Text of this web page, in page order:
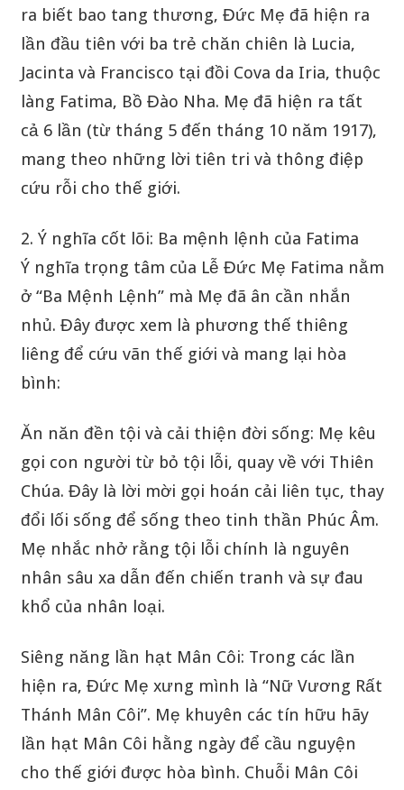
ra biết bao tang thương, Đức Mẹ đã hiện ra
lần đầu tiên với ba trẻ chăn chiên là Lucia,
Jacinta và Francisco tại đồi Cova da Iria, thuộc
làng Fatima, Bồ Đào Nha. Mẹ đã hiện ra tất
cả 6 lần (từ tháng 5 đến tháng 10 năm 1917),
mang theo những lời tiên tri và thông điệp
cứu rỗi cho thế giới.
2. Ý nghĩa cốt lõi: Ba mệnh lệnh của Fatima
Ý nghĩa trọng tâm của Lễ Đức Mẹ Fatima nằm
ở “Ba Mệnh Lệnh” mà Mẹ đã ân cần nhắn
nhủ. Đây được xem là phương thế thiêng
liêng để cứu vãn thế giới và mang lại hòa
bình:
Ăn năn đền tội và cải thiện đời sống: Mẹ kêu
gọi con người từ bỏ tội lỗi, quay về với Thiên
Chúa. Đây là lời mời gọi hoán cải liên tục, thay
đổi lối sống để sống theo tinh thần Phúc Âm.
Mẹ nhắc nhở rằng tội lỗi chính là nguyên
nhân sâu xa dẫn đến chiến tranh và sự đau
khổ của nhân loại.
Siêng năng lần hạt Mân Côi: Trong các lần
hiện ra, Đức Mẹ xưng mình là “Nữ Vương Rất
Thánh Mân Côi”. Mẹ khuyên các tín hữu hãy
lần hạt Mân Côi hằng ngày để cầu nguyện
cho thế giới được hòa bình. Chuỗi Mân Côi